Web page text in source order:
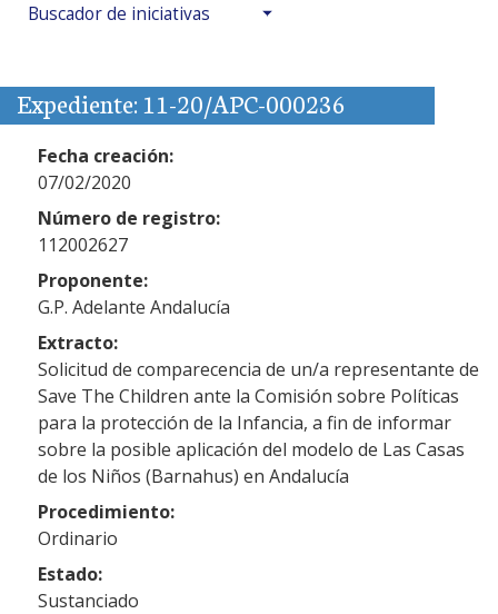
Buscador de iniciativas
Expediente: 11-20/APC-000236
Fecha creación:
07/02/2020
Número de registro:
112002627
Proponente:
G.P. Adelante Andalucía
Extracto:
Solicitud de comparecencia de un/a representante de
Save The Children ante la Comisión sobre Políticas
para la protección de la Infancia, a fin de informar
sobre la posible aplicación del modelo de Las Casas
de los Niños (Barnahus) en Andalucía
Procedimiento:
Ordinario
Estado:
Sustanciado